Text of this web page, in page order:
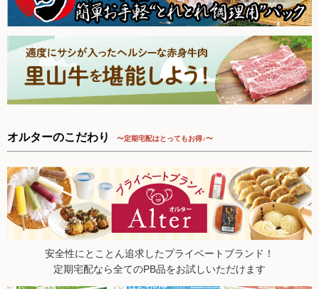
た。
2025.9.6【毎週土曜日更新！】品ものアイテムを更新しまし
た。
2025.8.30【毎週土曜日更新！】品ものアイテムを更新しまし
た。
2025.8.23【毎週土曜日更新！】品ものアイテムを更新しまし
た。
た。
2025.8.2【毎週土曜日更新！】品ものアイテムを更新しまし
た。
2025.7.26【毎週土曜日更新！】品ものアイテムを更新しまし
た。
2025.7.19【毎週土曜日更新！】品ものアイテムを更新しまし
2025.7.12【毎週土曜日更新！】品ものアイテムを更新しまし
オルターのこだわり 〜定期宅配はとってもお得♪〜
安全性にとことん追求したプライベートブランド！
定期宅配なら全てのPB品をお試しいただけます